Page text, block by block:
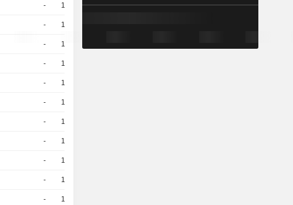
- 10 -EUR
- 10
- 10
- 10
- 10
- 10
- 10
- 10
- 10
- 10
- 10